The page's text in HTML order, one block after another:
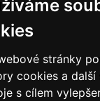
stránky
cookies a další
s cílem
Odměňujeme
České republice.